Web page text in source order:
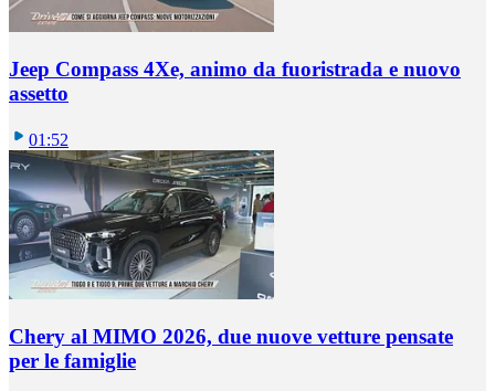
Jeep Compass 4Xe, animo da fuoristrada e nuovo
assetto
01:52
Chery al MIMO 2026, due nuove vetture pensate
per le famiglie